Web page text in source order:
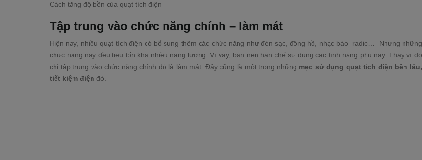
Cách tăng độ bền của quạt tích điện
Tập trung vào chức năng chính – làm mát
Hiện nay, nhiều quạt tích điện có bổ sung thêm các chức năng như đèn sạc, đồng hồ, nhạc báo, radio… Nhưng những
chức năng này đều tiêu tốn khá nhiều năng lượng. Vì vậy, bạn nên hạn chế sử dụng các tính năng phụ này. Thay vì đó
chỉ tập trung vào chức năng chính đó là làm mát. Đây cũng là một trong những mẹo sử dụng quạt tích điện bền lâu,
tiết kiệm điện đó.